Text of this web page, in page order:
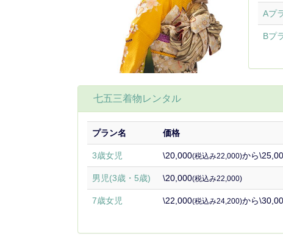
Aプ
Bプ
七五三着物レンタル
プラン名 価格
3歳女児 \20,000(税込み22,000)から
男児(3歳・5歳) \20,000(税込み22,000)
7歳女児 \22,000(税込み24,200)から